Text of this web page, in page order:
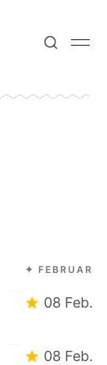
✦ FEBRUAR
08 Feb.
08 Feb.